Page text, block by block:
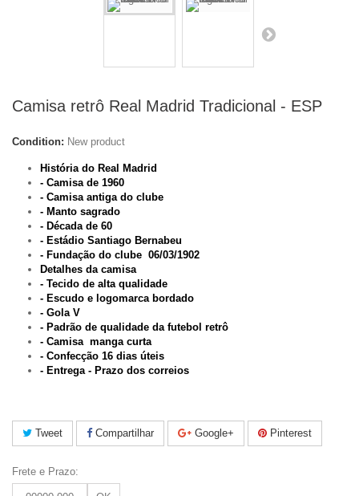
Camisa retrô Real Madrid Tradicional - ESP
Condition: New product
História do Real Madrid
- Camisa de 1960
- Camisa antiga do clube
- Manto sagrado
- Década de 60
- Estádio Santiago Bernabeu
- Fundação do clube 06/03/1902
Detalhes da camisa
- Tecido de alta qualidade
- Escudo e logomarca bordado
- Gola V
- Padrão de qualidade da futebol retrô
- Camisa manga curta
- Confecção 16 dias úteis
- Entrega - Prazo dos correios
Tweet Compartilhar Google+ Pinterest
Frete e Prazo: